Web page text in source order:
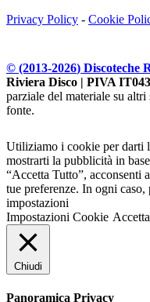
Privacy Policy - Cookie
© (2013-2026) Discoteche
Riviera Disco | PIVA
parziale del materiale su
fonte.
Utiliziamo i cookie per darti
mostrarti la pubblicità in
“Accetta Tutto”, acconsenti
tue preferenze. In ogni
impostazioni
Impostazioni Cookie
Chiudi
Panoramica Privacy